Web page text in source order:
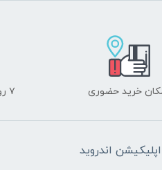
خرید حضوری ۷ روز ضمانت بازگشت
اپلیکیشن اندروید